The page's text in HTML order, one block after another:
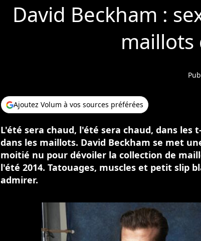
David Beckham :
maillots
Ajoutez Volum à vos sources préférées
L'été sera chaud, l'été sera chaud, dans
dans les maillots. David Beckham se met
moitié nu pour dévoiler la collection de
l'été 2014. Tatouages, muscles et petit slip
admirer.